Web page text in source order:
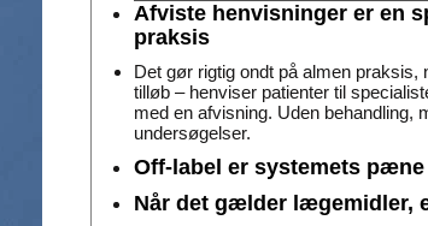
Afviste henvisninger er en
praksis
Det gør rigtig ondt på almen
tilløb – henviser patienter til
med en afvisning. Uden behandling,
undersøgelser.
Off-label er systemets
Når det gælder lægemidler,